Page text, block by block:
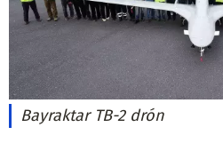
Bayraktar TB-2 drón